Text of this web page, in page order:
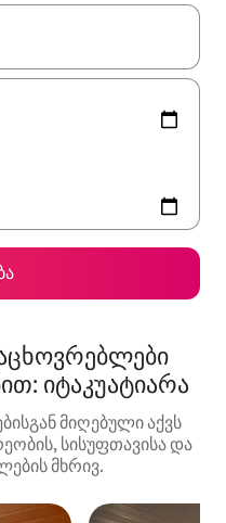
გახდება, ნავიგაციისთვის
იტაკუატიარა
მიღებული აქვს
სისუფთავისა და
მხრივ.